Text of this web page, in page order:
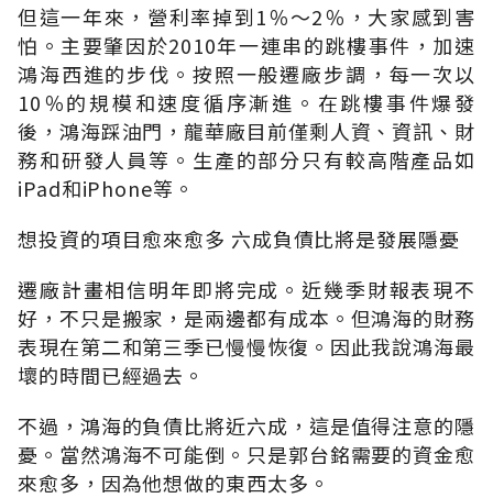
但這一年來，營利率掉到1％～2％，大家感到害
怕。主要肇因於2010年一連串的跳樓事件，加速
鴻海西進的步伐。按照一般遷廠步調，每一次以
10％的規模和速度循序漸進。在跳樓事件爆發
後，鴻海踩油門，龍華廠目前僅剩人資、資訊、財
務和研發人員等。生產的部分只有較高階產品如
iPad和iPhone等。
想投資的項目愈來愈多 六成負債比將是發展隱憂
遷廠計畫相信明年即將完成。近幾季財報表現不
好，不只是搬家，是兩邊都有成本。但鴻海的財務
表現在第二和第三季已慢慢恢復。因此我說鴻海最
壞的時間已經過去。
不過，鴻海的負債比將近六成，這是值得注意的隱
憂。當然鴻海不可能倒。只是郭台銘需要的資金愈
來愈多，因為他想做的東西太多。